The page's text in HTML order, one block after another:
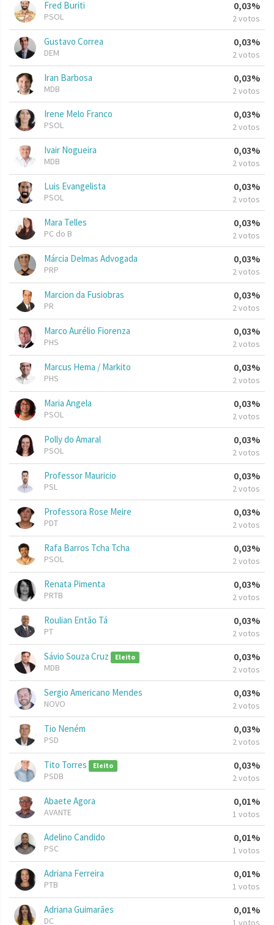
Fred Buriti
PSOL
0,03%
2 votos
Gustavo Correa
DEM
0,03%
2 votos
Iran Barbosa
MDB
0,03%
2 votos
Irene Melo Franco
PSOL
0,03%
2 votos
Ivair Nogueira
MDB
0,03%
2 votos
Luis Evangelista
PSOL
0,03%
2 votos
Mara Telles
PC do B
0,03%
2 votos
Márcia Delmas Advogada
PRP
0,03%
2 votos
Marcion da Fusiobras
PR
0,03%
2 votos
Marco Aurélio Fiorenza
PHS
0,03%
2 votos
Marcus Hema / Markito
PHS
0,03%
2 votos
Maria Angela
PSOL
0,03%
2 votos
Polly do Amaral
PSOL
0,03%
2 votos
Professor Mauricio
PSL
0,03%
2 votos
Professora Rose Meire
PDT
0,03%
2 votos
Rafa Barros Tcha Tcha
PSOL
0,03%
2 votos
Renata Pimenta
PRTB
0,03%
2 votos
Roulian Então Tá
PT
0,03%
2 votos
Sávio Souza Cruz Eleito
MDB
0,03%
2 votos
Sergio Americano Mendes
NOVO
0,03%
2 votos
Tio Neném
PSD
0,03%
2 votos
Tito Torres Eleito
PSDB
0,03%
2 votos
Abaete Agora
AVANTE
0,01%
1 votos
Adelino Candido
PSC
0,01%
1 votos
Adriana Ferreira
PTB
0,01%
1 votos
Adriana Guimarães
DC
0,01%
1 votos